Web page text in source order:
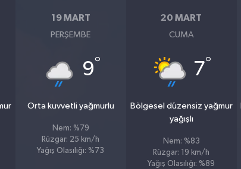
19 MART
PERŞEMBE
9°
Orta kuvvetli yağmurlu
Nem: %79
Rüzgar: 25 km/h
Yağış Olasılığı: %73
20 MART
CUMA
7°
Bölgesel düzensiz yağmur
yağışlı
Nem: %83
Rüzgar: 19 km/h
Yağış Olasılığı: %89